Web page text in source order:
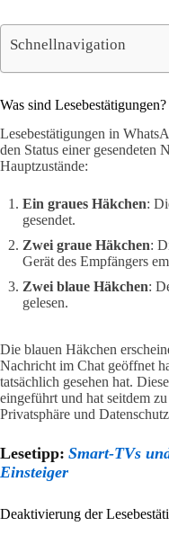
Schnellnavigation
Was sind Lesebestätigungen?
Lesebestätigungen in
den Status einer gesendeten
Hauptzustände:
Ein graues Häkchen:
gesendet.
Zwei graue Häkchen:
Gerät des Empfängers
Zwei blaue Häkchen:
gelesen.
Die blauen Häkchen
Nachricht im Chat geöffnet
tatsächlich gesehen hat.
eingeführt und hat seitdem
Privatsphäre und
Lesetipp: Smart-TVs
Einsteiger
Deaktivierung der